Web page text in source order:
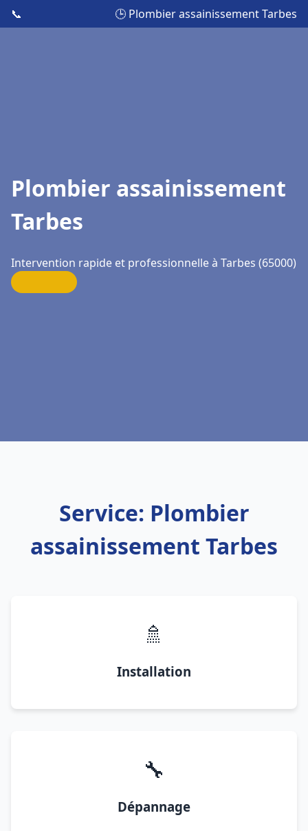
📞 🕒 Plombier assainissement Tarbes
Plombier assainissement
Tarbes
Intervention rapide et professionnelle à Tarbes (65000)
Service: Plombier
assainissement Tarbes
🚿
Installation
🔧
Dépannage